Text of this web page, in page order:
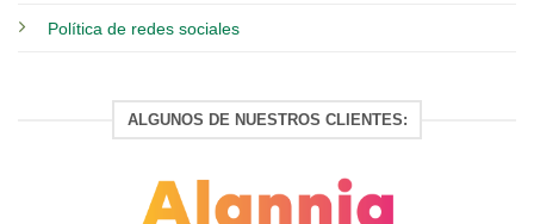
Política de redes sociales
ALGUNOS DE NUESTROS CLIENTES: